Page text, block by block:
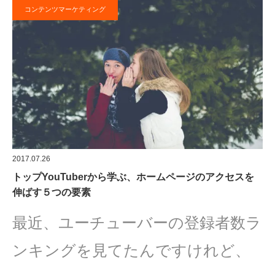
コンテンツマーケティング
2017.07.26
トップYouTuberから学ぶ、ホームページのアクセスを
伸ばす５つの要素
最近、ユーチューバーの登録者数ラ
ンキングを見てたんですけれど、